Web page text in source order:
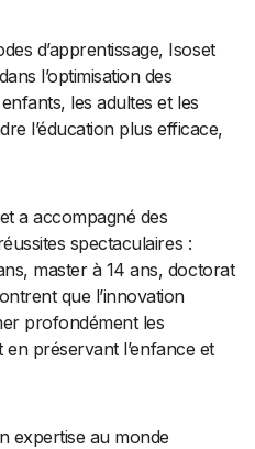
d’apprentissage, Isoset
l’optimisation des
les adultes et les
l’éducation plus efficace,
a accompagné des
spectaculaires :
master à 14 ans, doctorat
que l’innovation
profondément les
préservant l’enfance et
expertise au monde